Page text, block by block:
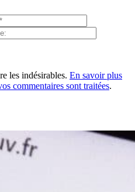
les indésirables. En savoir plus
commentaires sont traitées.